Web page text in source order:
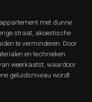
met dunne
straat, akoestische
te verminderen. Door
en technieken
weerkaatst, waardoor
geluidsniveau wordt